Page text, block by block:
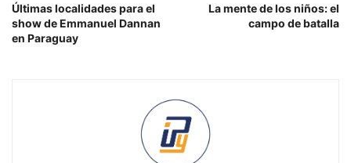
Últimas localidades para el
show de Emmanuel Dannan
en Paraguay
La mente de los niños: el
campo de batalla